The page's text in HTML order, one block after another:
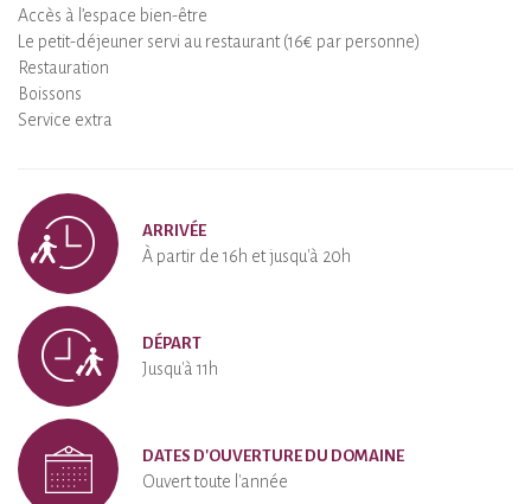
Accès à l’espace bien-être
Le petit-déjeuner servi au restaurant (16€ par personne)
Restauration
Boissons
Service extra
ARRIVÉE
À partir de 16h et jusqu'à 20h
DÉPART
Jusqu'à 11h
DATES D'OUVERTURE DU DOMAINE
Ouvert toute l'année